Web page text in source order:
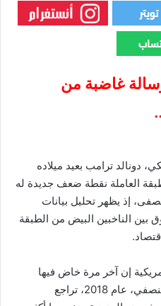
ميلاده الـ80.. رسالة غاضبة من
دونالد ترامب بعيد ميلاده
العاملة نقطة ضعف جديدة له
إذ يظهر تحليل بيانات
بين الناخبين البيض من الطبقة
إن آخر مرة خاض فيها
الرئيس ترامب انتخابات التجديد النصفي، عام 2018، تراجع